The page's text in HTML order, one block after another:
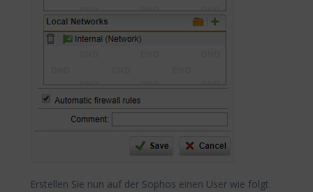
Erstellen Sie nun auf der Sophos einen User wie folgt